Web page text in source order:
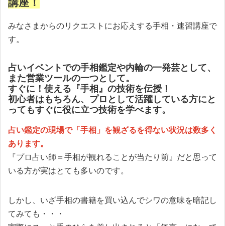
みなさまからのリクエストにお応えする手相・速習講座で
す。
占いイベントでの手相鑑定や内輪の一発芸として、
また営業ツールの一つとして。
すぐに！使える『手相』の技術を伝授！
初心者はもちろん、プロとして活躍している方にと
ってもすぐに役に立つ技術を学べます。
占い鑑定の現場で「手相」を観ざるを得ない状況は数多く
あります。
『プロ占い師＝手相が観れることが当たり前』だと思って
いる方が実はとても多いのです。
しかし、いざ手相の書籍を買い込んでシワの意味を暗記し
てみても・・・